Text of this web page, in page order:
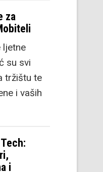
za
ljetne
su svi
tržištu te
i vaših
i